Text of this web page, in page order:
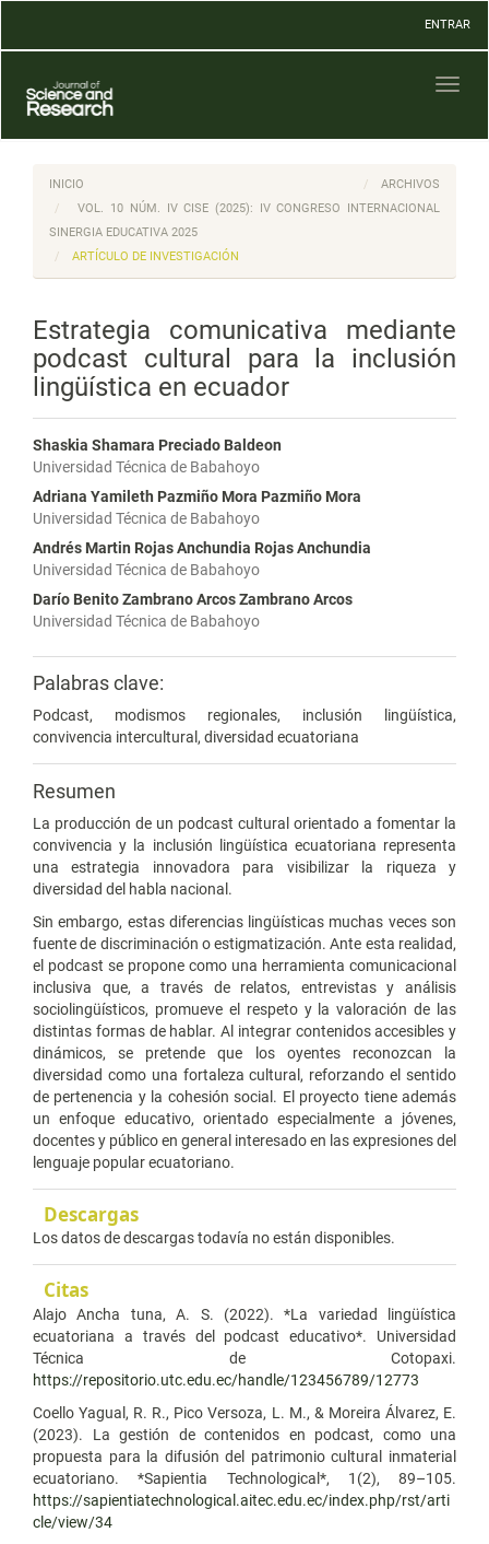
Contenido
Barra
lateral
ENTRAR
INICIO
ARCHIVOS
VOL. 10 NÚM. IV CISE (2025): IV CONGRESO INTERNACIONAL
SINERGIA EDUCATIVA 2025
ARTÍCULO DE INVESTIGACIÓN
Estrategia comunicativa mediante
podcast cultural para la inclusión
lingüística en ecuador
Shaskia Shamara Preciado Baldeon
Universidad Técnica de Babahoyo
Adriana Yamileth Pazmiño Mora Pazmiño Mora
Universidad Técnica de Babahoyo
Andrés Martin Rojas Anchundia Rojas Anchundia
Universidad Técnica de Babahoyo
Darío Benito Zambrano Arcos Zambrano Arcos
Universidad Técnica de Babahoyo
Palabras clave:
Podcast, modismos regionales, inclusión lingüística,
convivencia intercultural, diversidad ecuatoriana
Resumen
La producción de un podcast cultural orientado a fomentar la
convivencia y la inclusión lingüística ecuatoriana representa
una estrategia innovadora para visibilizar la riqueza y
diversidad del habla nacional.
Sin embargo, estas diferencias lingüísticas muchas veces son
fuente de discriminación o estigmatización. Ante esta realidad,
el podcast se propone como una herramienta comunicacional
inclusiva que, a través de relatos, entrevistas y análisis
sociolingüísticos, promueve el respeto y la valoración de las
distintas formas de hablar. Al integrar contenidos accesibles y
dinámicos, se pretende que los oyentes reconozcan la
diversidad como una fortaleza cultural, reforzando el sentido
de pertenencia y la cohesión social. El proyecto tiene además
un enfoque educativo, orientado especialmente a jóvenes,
docentes y público en general interesado en las expresiones del
lenguaje popular ecuatoriano.
Descargas
Los datos de descargas todavía no están disponibles.
Citas
Alajo Ancha tuna, A. S. (2022). *La variedad lingüística
ecuatoriana a través del podcast educativo*. Universidad
Técnica de Cotopaxi.
https://repositorio.utc.edu.ec/handle/123456789/12773
Coello Yagual, R. R., Pico Versoza, L. M., & Moreira Álvarez, E.
(2023). La gestión de contenidos en podcast, como una
propuesta para la difusión del patrimonio cultural inmaterial
ecuatoriano. *Sapientia Technological*, 1(2), 89–105.
https://sapientiatechnological.aitec.edu.ec/index.php/rst/arti
cle/view/34